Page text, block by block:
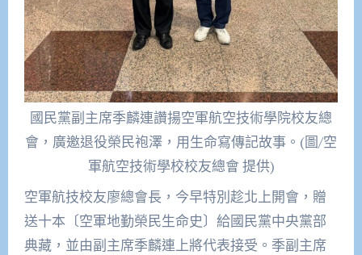
國民黨副主席季麟連讚揚空軍航空技術學院校友總
會，廣邀退役榮民袍澤，用生命寫傳記故事。(圖/空
軍航空技術學校校友總會 提供)
空軍航技校友廖總會長，今早特別趁北上開會，贈
送十本〔空軍地勤榮民生命史〕給國民黨中央黨部
典藏，並由副主席季麟連上將代表接受。季副主席